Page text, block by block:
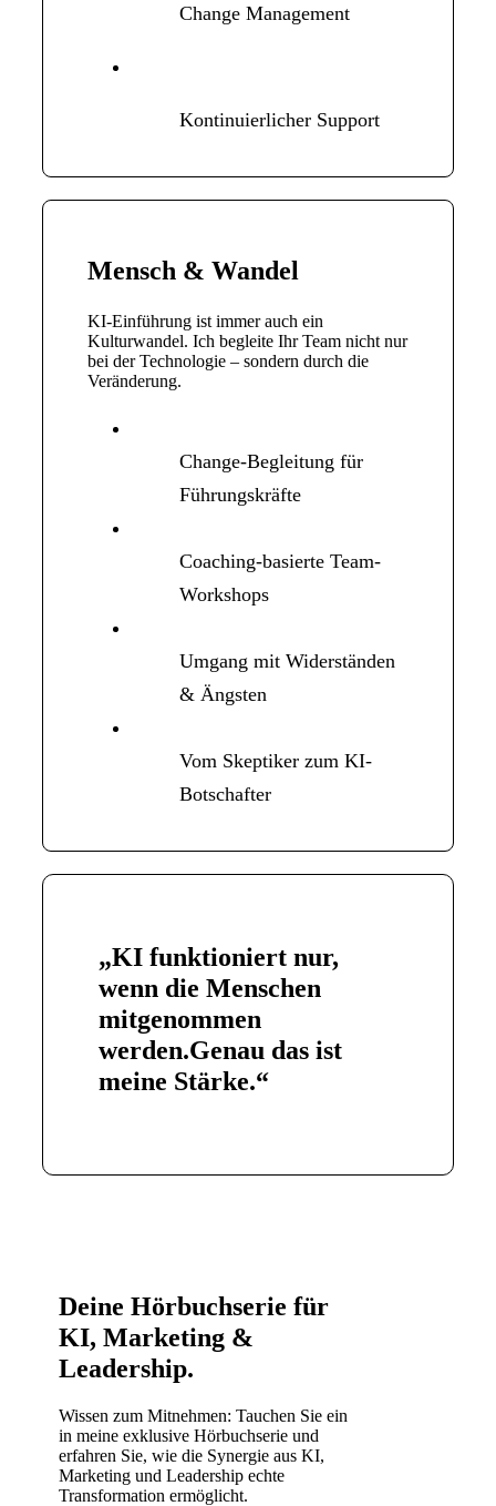
Change Management
Kontinuierlicher Support
Mensch & Wandel
KI-Einführung ist immer auch ein
Kulturwandel. Ich begleite Ihr Team nicht nur
bei der Technologie – sondern durch die
Veränderung.
Change-Begleitung für
Führungskräfte
Coaching-basierte Team-
Workshops
Umgang mit Widerständen
& Ängsten
Vom Skeptiker zum KI-
Botschafter
„KI funktioniert nur,
wenn die Menschen
mitgenommen
werden.Genau das ist
meine Stärke.“
Deine Hörbuchserie für
KI, Marketing &
Leadership.
Wissen zum Mitnehmen: Tauchen Sie ein
in meine exklusive Hörbuchserie und
erfahren Sie, wie die Synergie aus KI,
Marketing und Leadership echte
Transformation ermöglicht.